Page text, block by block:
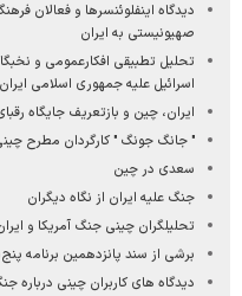
دیدگاه اینفلوئنسرها و فعالان
صهیونیستی به ایران
تحلیل تطبیقی افکارعمومی و
اسرائیل علیه جمهوری اسلامی ایران
ایران، چین و بازتعریف جایگاه
" جانگ جونگ " کارگردان مطرح
سعدی در چین
جنگ علیه ایران از نگاه دیگران
تحلیلگران چینی جنگ آمریکا و
برشی از سند پانزدهمین برنامه
دیدگاه های کاربران چینی درباره